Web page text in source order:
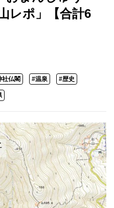
レポ」【合計6
社仏閣 #温泉 #歴史